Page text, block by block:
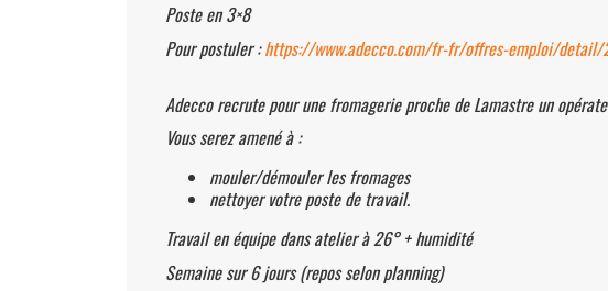
Poste en 3×8
Pour postuler :https://www.adecco.com/fr-fr/offres-emploi/
Adecco recrute pour une fromagerie proche de Lamastre un
Vous serez amené à :
mouler/démouler les fromages
nettoyer votre poste de travail.
Travail en équipe dans atelier à 26° + humidité
Semaine sur 6 jours (repos selon planning)